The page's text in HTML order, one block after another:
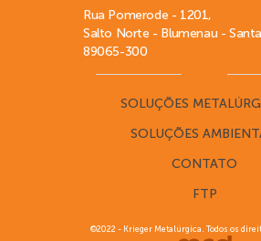
Rua Pomerode - 1201,
Salto Norte - Blumenau -
89065-300
SOLUÇÕES
SOLUÇÕES
CONTATO
FTP
©2022 - Krieger Metalúrgica. Todos os